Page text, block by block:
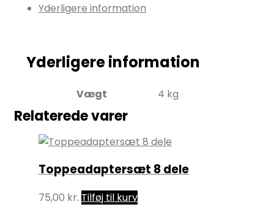
Yderligere information
Yderligere information
Vægt 4 kg
Relaterede varer
Toppeadaptersæt 8 dele
75,00 kr. Tilføj til kurv